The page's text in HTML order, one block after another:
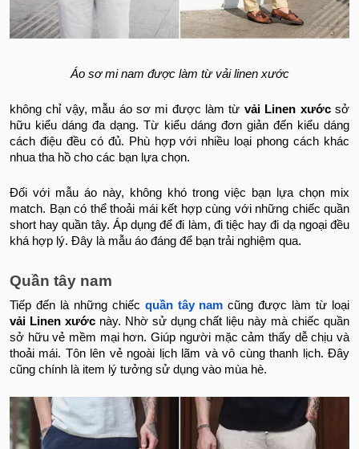
Áo sơ mi nam được làm từ vải linen xước
không chỉ vậy, mẫu áo sơ mi được làm từ vải Linen xướcsở
hữu kiểu dáng đa dạng. Từ kiểu dáng đơn giản đến kiểu dáng
cách điệu đều có đủ. Phù hợp với nhiều loại phong cách khác
nhua tha hồ cho các bạn lựa chọn.
Đối với mẫu áo này, không khó trong việc bạn lựa chọn mix
match. Bạn có thể thoải mái kết hợp cùng với những chiếc quần
short hay quần tây. Áp dụng để đi làm, đi tiệc hay đi dạ ngoại đều
khá hợp lý. Đây là mẫu áo đáng để bạn trải nghiệm qua.
Quần tây nam
Tiếp đến là những chiếc quần tây nam cũng được làm từ loại
vải Linen xước này. Nhờ sử dụng chất liệu này mà chiếc quần
sở hữu vẻ mềm mại hơn. Giúp người mặc cảm thấy dễ chịu và
thoải mái. Tôn lên vẻ ngoài lịch lãm và vô cùng thanh lịch. Đây
cũng chính là item lý tưởng sử dụng vào mùa hè.